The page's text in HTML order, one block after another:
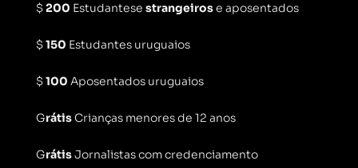
$200 Estudantese strangeirose aposentados
$150 Estudantes uruguaios
$100 Aposentados uruguaios
GrátisCrianças menores de 12 anos
GrátisJornalistas com credenciamento